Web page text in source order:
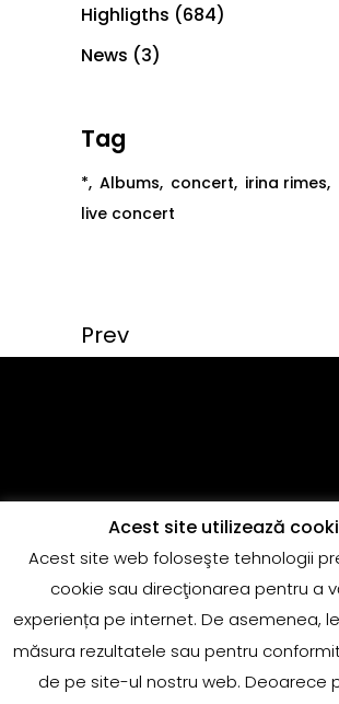
Highligths (684)
News (3)
Tag
* Albums concert irina rimes
live concert
Prev
Copyright @Quantum
Acest site utilizează
Acest site web foloseşte tehnologii
cookie sau direcţionarea pentru a
experiența pe internet. De asemenea,
măsura rezultatele sau pentru
de pe site-ul nostru web. Deoarece